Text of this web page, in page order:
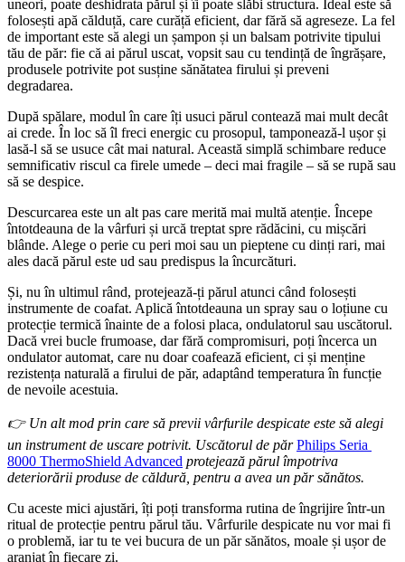
uneori, poate deshidrata părul și îi poate slăbi structura. Ideal este să
folosești apă călduță, care curăță eficient, dar fără să agreseze. La fel
de important este să alegi un șampon și un balsam potrivite tipului
tău de păr: fie că ai părul uscat, vopsit sau cu tendință de îngrășare,
produsele potrivite pot susține sănătatea firului și preveni
degradarea.
După spălare, modul în care îți usuci părul contează mai mult decât
ai crede. În loc să îl freci energic cu prosopul, tamponează-l ușor și
lasă-l să se usuce cât mai natural. Această simplă schimbare reduce
semnificativ riscul ca firele umede – deci mai fragile – să se rupă sau
să se despice.
Descurcarea este un alt pas care merită mai multă atenție. Începe
întotdeauna de la vârfuri și urcă treptat spre rădăcini, cu mișcări
blânde. Alege o perie cu peri moi sau un pieptene cu dinți rari, mai
ales dacă părul este ud sau predispus la încurcături.
Și, nu în ultimul rând, protejează-ți părul atunci când folosești
instrumente de coafat. Aplică întotdeauna un spray sau o loțiune cu
protecție termică înainte de a folosi placa, ondulatorul sau uscătorul.
Dacă vrei bucle frumoase, dar fără compromisuri, poți încerca un
ondulator automat, care nu doar coafează eficient, ci și menține
rezistența naturală a firului de păr, adaptând temperatura în funcție
de nevoile acestuia.
👉 Un alt mod prin care să previi vârfurile despicate este să alegi
un instrument de uscare potrivit. Uscătorul de păr Philips Seria
8000 ThermoShield Advanced protejează părul împotriva
deteriorării produse de căldură, pentru a avea un păr sănătos.
Cu aceste mici ajustări, îți poți transforma rutina de îngrijire într-un
ritual de protecție pentru părul tău. Vârfurile despicate nu vor mai fi
o problemă, iar tu te vei bucura de un păr sănătos, moale și ușor de
aranjat în fiecare zi.